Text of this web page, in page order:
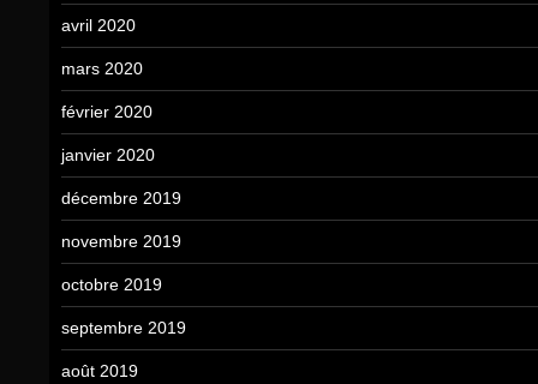
avril 2020
mars 2020
février 2020
janvier 2020
décembre 2019
novembre 2019
octobre 2019
septembre 2019
août 2019